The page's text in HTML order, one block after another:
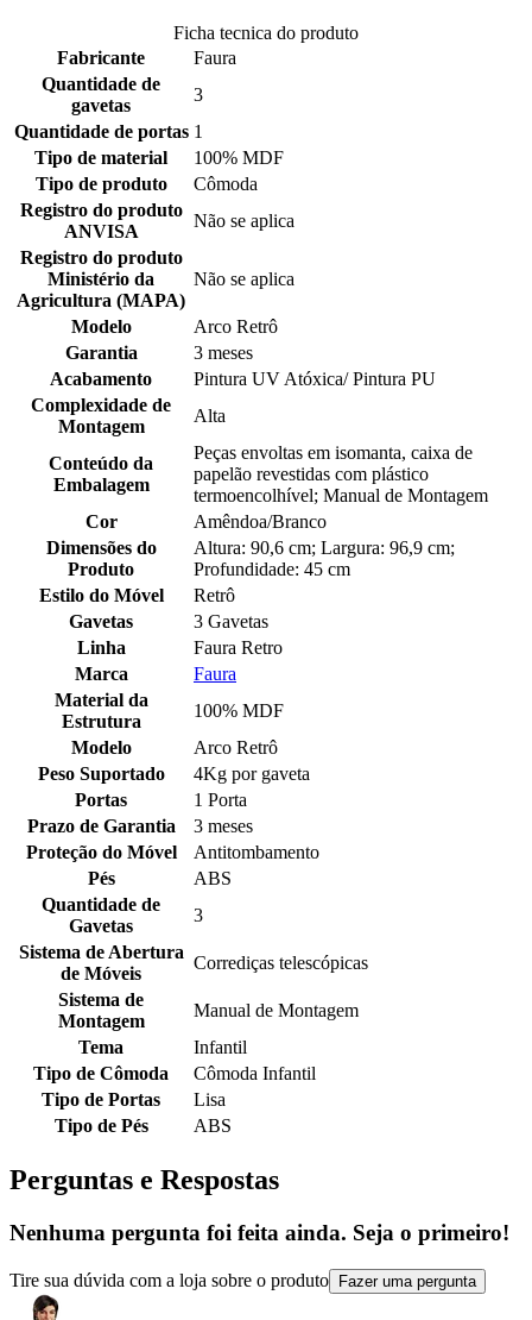
Ficha tecnica do produto
Fabricante
Faura
Quantidade de
gavetas
3
Quantidade de portas 1
Tipo de material
100% MDF
Tipo de produto
Cômoda
Registro do produto
ANVISA
Não se aplica
Registro do produto
Ministério da
Agricultura (MAPA)
Não se aplica
Modelo
Arco Retrô
Garantia
3 meses
Acabamento
Pintura UV Atóxica/ Pintura PU
Complexidade de
Montagem
Alta
Conteúdo da
Embalagem
Peças envoltas em isomanta, caixa de
papelão revestidas com plástico
termoencolhível; Manual de Montagem
Cor
Amêndoa/Branco
Dimensões do
Produto
Altura: 90,6 cm; Largura: 96,9 cm;
Profundidade: 45 cm
Estilo do Móvel
Retrô
Gavetas
3 Gavetas
Linha
Faura Retro
Marca
Faura
Material da
Estrutura
100% MDF
Modelo
Arco Retrô
Peso Suportado
4Kg por gaveta
Portas
1 Porta
Prazo de Garantia
3 meses
Proteção do Móvel
Antitombamento
Pés
ABS
Quantidade de
Gavetas
3
Sistema de Abertura
de Móveis
Corrediças telescópicas
Sistema de
Montagem
Manual de Montagem
Tema
Infantil
Tipo de Cômoda
Cômoda Infantil
Tipo de Portas
Lisa
Tipo de Pés
ABS
Perguntas e Respostas
Nenhuma pergunta foi feita ainda. Seja o primeiro!
Tire sua dúvida com a loja sobre o produto Fazer uma pergunta